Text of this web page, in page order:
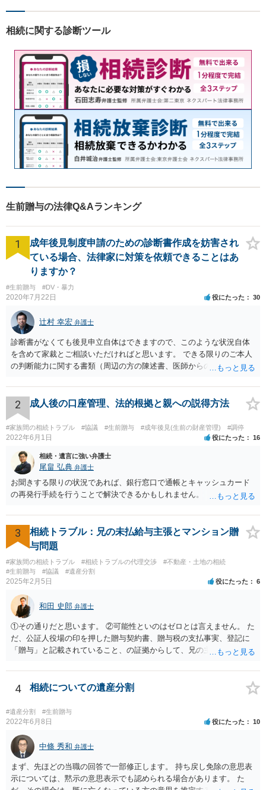
に、何とか笑顔を取り戻して
トーにしております。
相続に関する診断ツール
生前贈与の法律Q&Aランキング
1
成年後見制度申請のための診断書作成を妨害され
ている場合、法律家に対策を依頼できることはあ
りますか？
#生前贈与 #DV・暴力
2020年7月22日 役にたった 30
辻村 幸宏 弁護士
診断書がなくても後見申立自体はできますので、このような状況自体
を含めて家裁とご相談いただければと思います。 できる限りのご本人
の判断能力に関する書類（周辺の方の陳述書、医師からの聴取書等）
をしていただければそこから先は進むのではないかと存じます。 ま
た、Aさんの意向を酌みすぎるあまりに後見申立ができない状況にして
いる施設の問題もありますので、当該地域の地域包括支援センターに
ご相談されるのもひとつの方法です。
2 成人後の口座管理、法的根拠と親への説得方法
#家族間の相続トラブル #協議 #生前贈与 #成年後見(生前の財産管理) #調停
2022年6月1日 役にたった 16
相続・遺言に強い弁護士
尾畠 弘典 弁護士
お聞きする限りの状況であれば、銀行窓口で通帳とキャッシュカード
の再発行手続を行うことで解決できるかもしれません。
3
相続トラブル：兄の未払給与主張とマンション贈
与問題
#家族間の相続トラブル #相続トラブルの代理交渉
#不動産・土地の相続
#生前贈与
#協議 #遺産分割
2025年2月5日 役にたった 6
和田 史郎 弁護士
①その通りだと思います。 ②可能性といのはゼロとは言えません。 た
だ、公証人役場の印を押した贈与契約書、贈与税の支払事実、登記に
「贈与」と記載されていること、の証拠からして、兄の主張は通らな
わなければ、遺産分割調停を申し立てて進めるのがベターのような気
がしますね。
4 相続についての遺産分割
#遺産分割 #生前贈与
2022年6月8日 役にたった 10
中條 秀和 弁護士
まず、先ほどの当職の回答で一部修正します。 持ち戻し免除の意思表
示については、黙示の意思表示でも認められる場合があります。 た